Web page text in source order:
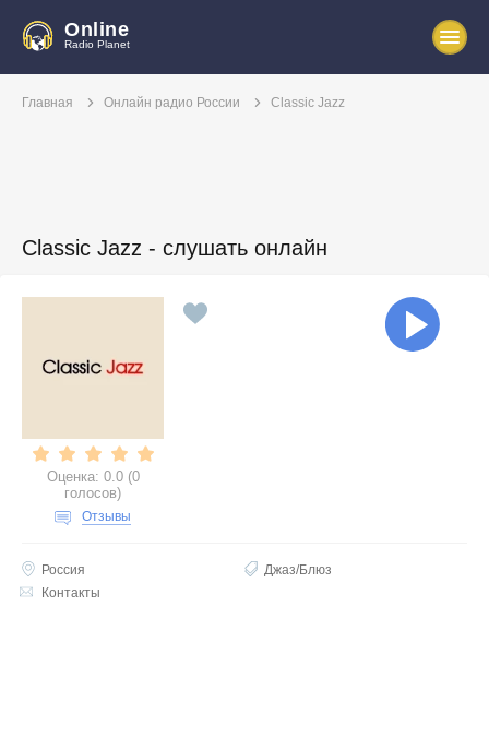
Online
Radio Planet
Главная Онлайн радио России Classic Jazz
Classic Jazz - слушать онлайн
Оценка: 0.0 (0
голосов)
Отзывы
Россия
Джаз/Блюз
Контакты